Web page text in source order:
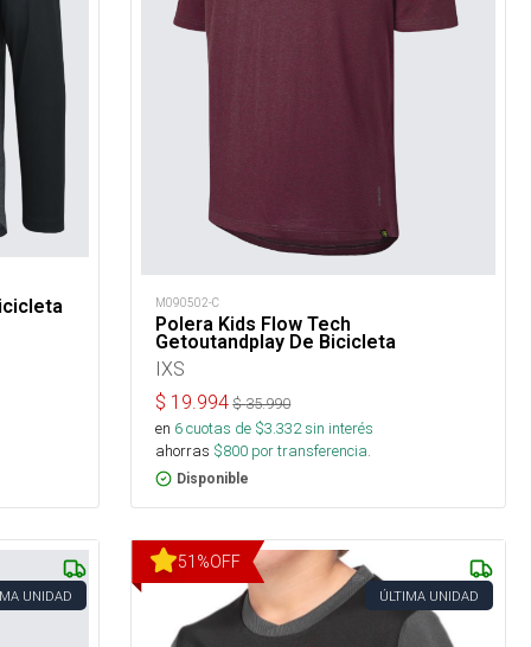
M090502-C
Polera Kids Flow Tech
Getoutandplay De Bicicleta
IXS
$ 19.994 $35.990
en 6cuotas de $3.332sin interés
ahorras $800 por transferencia.
Disponible
UNIDAD
51 %OFF
ÚLTIMA UNIDAD